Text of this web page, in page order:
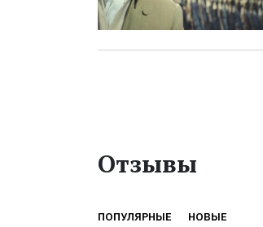
Отзывы
ПОПУЛЯРНЫЕ НОВЫЕ